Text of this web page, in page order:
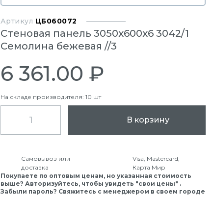
Артикул ЦБ060072
Стеновая панель 3050x600x6 3042/1
Семолина бежевая //3
6 361.00 ₽
На складе производителя: 10 шт
В корзину
Самовывоз или
доставка
Visa, Mastercard,
Карта Мир
Покупаете по оптовым ценам, но указанная стоимость
выше? Авторизуйтесь, чтобы увидеть "свои цены" .
Забыли пароль? Свяжитесь с менеджером в своем городе